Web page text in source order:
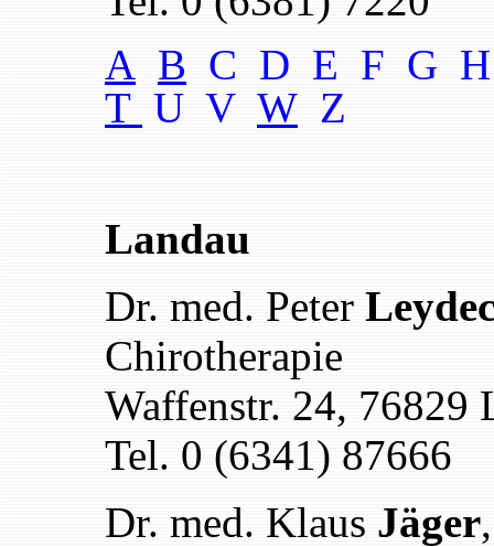
A B C D E F G
T U V W Z
Landau
Dr. med. Peter
Chirotherapie
Waffenstr. 24, 76829
Tel. 0 (6341) 87666
Dr. med. Klaus Jäger